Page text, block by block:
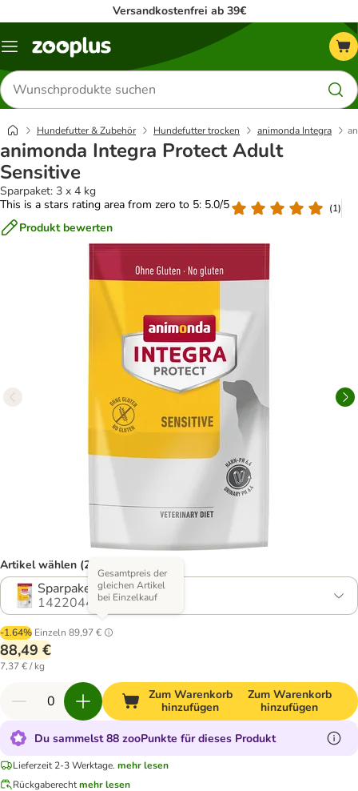
Versandkostenfrei ab 39€
Menü
Produkte
suchen
Hundefutter & Zubehör Hundefutter trocken animonda Integra
animonda Integra Protect Adult
Sensitive
Sparpaket: 3 x 4 kg
This is a stars rating area from zero to 5: 5.0/5
(1)
Produkt bewerten
Artikel wählen (2 Varianten)
Sparpaket: 3 x 4 kg
1422044.1
-1.64% Einzeln 89,97 €
Gesamtpreis der
gleichen Artikel
bei Einzelkauf
88,49 €
7,37 € / kg
Zum Warenkorb
hinzufügen
Zum Warenkorb
hinzufügen
Du sammelst 88 zooPunkte für dieses Produkt
Lieferzeit 2-3 Werktage. mehr lesen
Rückgaberechtmehr lesen